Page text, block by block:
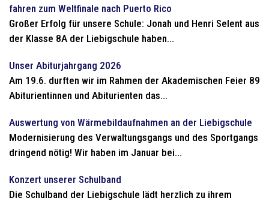
fahren zum Weltfinale nach Puerto Rico
Großer Erfolg für unsere Schule: Jonah und Henri Selent aus
der Klasse 8A der Liebigschule haben...
Unser Abiturjahrgang 2026
Am 19.6. durften wir im Rahmen der Akademischen Feier 89
Abiturientinnen und Abiturienten das...
Auswertung von Wärmebildaufnahmen an der Liebigschule
Modernisierung des Verwaltungsgangs und des Sportgangs
dringend nötig! Wir haben im Januar bei...
Konzert unserer Schulband
Die Schulband der Liebigschule lädt herzlich zu ihrem